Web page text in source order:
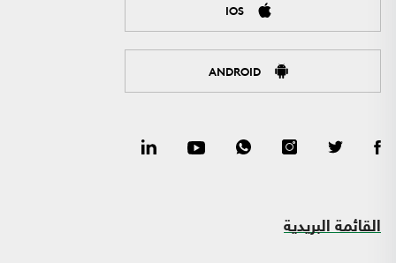
IOS
ANDROID
القائمة البريدية